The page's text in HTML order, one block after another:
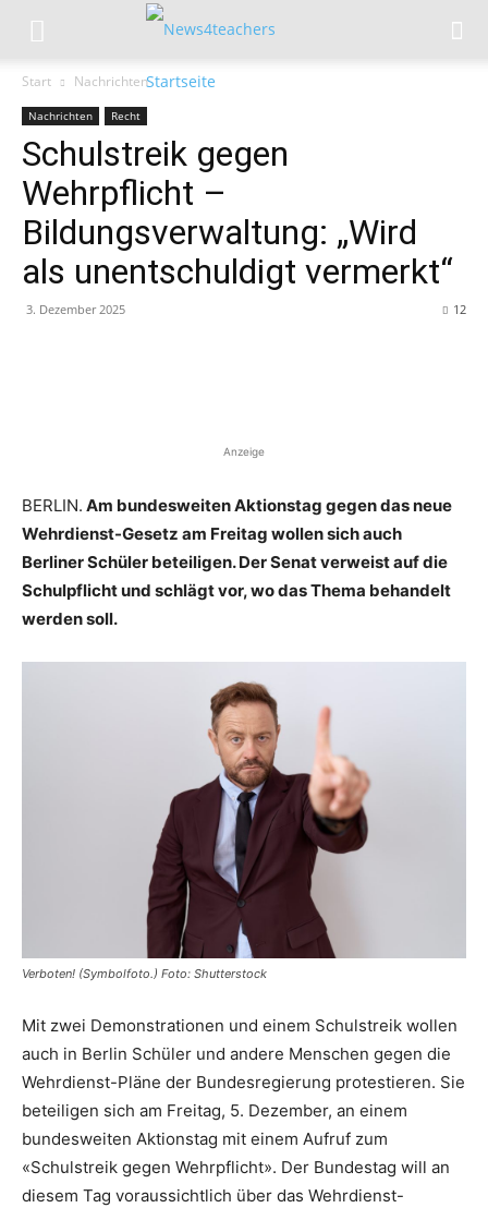
Start Nachrichten
Nachrichten Recht
Schulstreik gegen
Wehrpflicht –
Bildungsverwaltung: „Wird
als unentschuldigt vermerkt“
3. Dezember 2025 12
Anzeige
BERLIN. Am bundesweiten Aktionstag gegen das neue
Wehrdienst-Gesetz am Freitag wollen sich auch
Berliner Schüler beteiligen. Der Senat verweist auf die
Schulpflicht und schlägt vor, wo das Thema behandelt
werden soll.
Verboten! (Symbolfoto.) Foto: Shutterstock
Mit zwei Demonstrationen und einem Schulstreik wollen
auch in Berlin Schüler und andere Menschen gegen die
Wehrdienst-Pläne der Bundesregierung protestieren. Sie
beteiligen sich am Freitag, 5. Dezember, an einem
bundesweiten Aktionstag mit einem Aufruf zum
«Schulstreik gegen Wehrpflicht». Der Bundestag will an
diesem Tag voraussichtlich über das Wehrdienst-